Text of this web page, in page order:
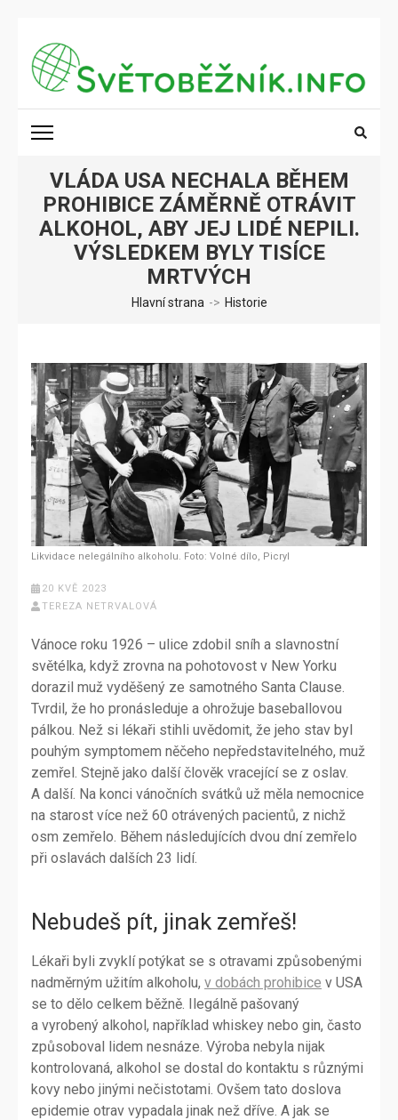
obsah
(stiskněte
Enter)
SVĚTOBĚŽNÍK.INFO
VLÁDA USA NECHALA BĚHEM
PROHIBICE ZÁMĚRNĚ OTRÁVIT
ALKOHOL, ABY JEJ LIDÉ NEPILI.
VÝSLEDKEM BYLY TISÍCE
MRTVÝCH
Hlavní strana -> Historie
Likvidace nelegálního alkoholu. Foto: Volné dílo, Picryl
20 KVĚ 2023
TEREZA NETRVALOVÁ
Vánoce roku 1926 – ulice zdobil sníh a slavnostní
světélka, když zrovna na pohotovost v New Yorku
dorazil muž vyděšený ze samotného Santa Clause.
Tvrdil, že ho pronásleduje a ohrožuje baseballovou
pálkou. Než si lékaři stihli uvědomit, že jeho stav byl
pouhým symptomem něčeho nepředstavitelného, muž
zemřel. Stejně jako další člověk vracející se z oslav.
A další. Na konci vánočních svátků už měla nemocnice
na starost více než 60 otrávených pacientů, z nichž
osm zemřelo. Během následujících dvou dní zemřelo
při oslavách dalších 23 lidí.
Nebudeš pít, jinak zemřeš!
Lékaři byli zvyklí potýkat se s otravami způsobenými
nadměrným užitím alkoholu, v dobách prohibice v USA
se to dělo celkem běžně. Ilegálně pašovaný
a vyrobený alkohol, například whiskey nebo gin, často
způsoboval lidem nesnáze. Výroba nebyla nijak
kontrolovaná, alkohol se dostal do kontaktu s různými
kovy nebo jinými nečistotami. Ovšem tato doslova
epidemie otrav vypadala jinak než dříve. A jak se